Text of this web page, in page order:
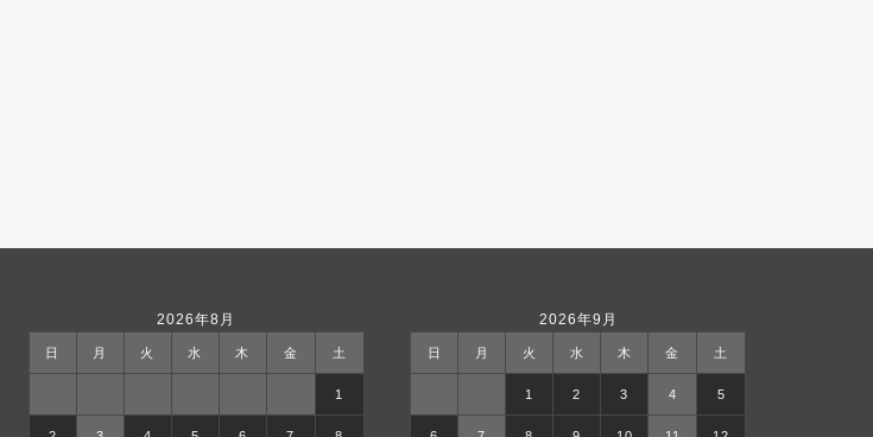
2026年8月
日 月 火 水 木 金 土
1
2026年9月
日 月 火 水 木 金 土
1 2 3 4 5